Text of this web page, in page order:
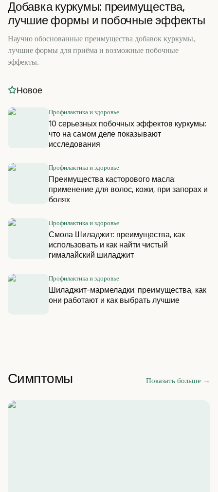
Добавка куркумы: преимущества,
лучшие формы и побочные эффекты
Научно обоснованные преимущества добавок куркумы,
лучшие формы для приёма и возможные побочные
эффекты.
Новое
Профилактика и здоровье
10 серьезных побочных эффектов куркумы:
что на самом деле показывают
исследования
Профилактика и здоровье
Преимущества касторового масла:
применение для волос, кожи, при запорах и
болях
Профилактика и здоровье
Смола Шиладжит: преимущества, как
использовать и как найти чистый
гималайский шиладжит
Профилактика и здоровье
Шиладжит-мармеладки: преимущества, как
они работают и как выбрать лучшие
Симптомы Показать больше →